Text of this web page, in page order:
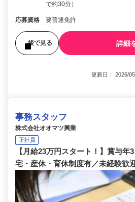
で約30分）
応募資格 要普通免許
後で見る 詳細
更新日： 2026/
事務スタッフ
株式会社オオマツ興業
正社員
【月給23万円スタート！】賞与年
宅・産休・育休制度有／未経験歓